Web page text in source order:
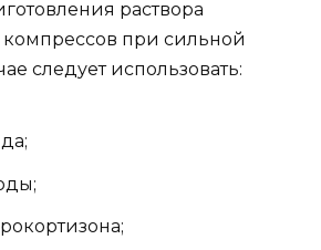
раствора
при сильной
следует использовать: